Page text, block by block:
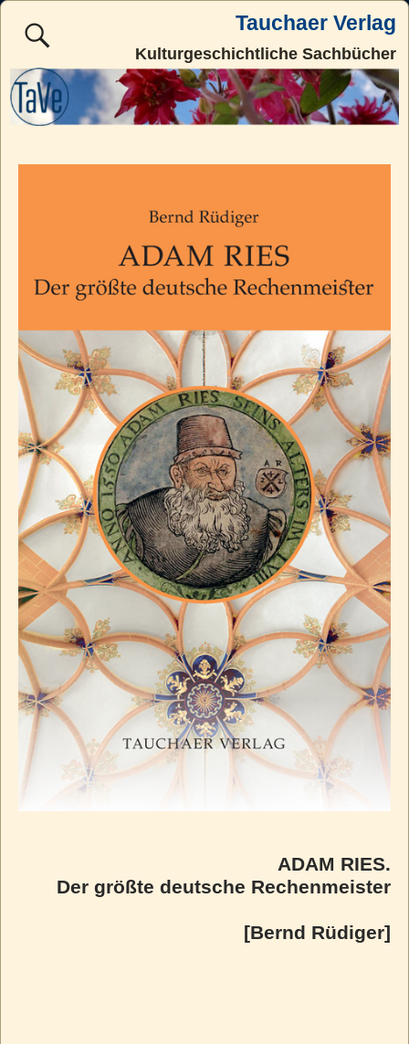
Tauchaer Verlag
Kulturgeschichtliche Sachbücher
ADAM RIES.
Der größte deutsche Rechenmeister
[Bernd Rüdiger]